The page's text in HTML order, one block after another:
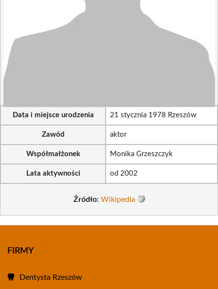
Data i miejsce urodzenia 21 stycznia 1978 Rzeszów
Zawód aktor
Współmałżonek Monika Grzeszczyk
Lata aktywności od 2002
Źródło: Wikipedia
FIRMY
Dentysta Rzeszów